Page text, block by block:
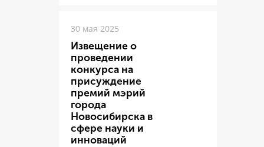
30 мая 2025
Извещение о
проведении
конкурса на
присуждение
премий мэрий
города
Новосибирска в
сфере науки и
инноваций